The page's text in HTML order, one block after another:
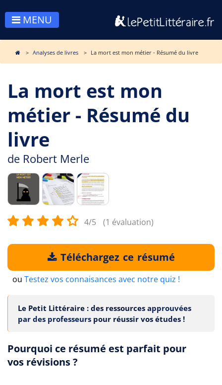
MENU
Analyses de livres La mort est mon métier - Résumé du livre
La mort est mon
métier - Résumé du
livre
de Robert Merle
4/5 (1 évaluation)
Téléchargez ce résumé
ou Testez vos connaisances avec notre quiz !
Le Petit Littéraire : des ressources approuvées
par des professeurs pour réussir vos études !
Pourquoi ce résumé est parfait pour
vos révisions ?